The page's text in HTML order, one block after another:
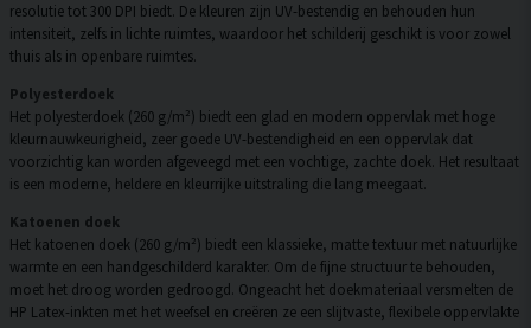
resolutie tot 300 DPI biedt. De kleuren zijn UV-bestendig en behouden hun
intensiteit, zelfs in lichte ruimtes, waardoor het schilderij geschikt is voor zowel
thuis als in openbare ruimtes.
Polyesterdoek
Het polyesterdoek (260 g/m²) biedt een glad en modern oppervlak met hoge
kleurnauwkeurigheid, zeer goede UV-bestendigheid en een oppervlak dat
voorzichtig kan worden afgeveegd met een vochtige, zachte doek. Het resultaat
is een moderne, heldere en kleurrijke uitstraling die lang meegaat.
Katoenen doek
Het katoenen doek (260 g/m²) biedt een klassieke, matte textuur met natuurlijke
warmte en een handgeschilderd karakter. Om de fijne structuur te behouden,
moet het droog worden gedroogd. Ongeacht het doekmateriaal versmelten de
HP Latex-inkten met het weefsel en creëren ze een slijtvaste, flexibele oppervlakte